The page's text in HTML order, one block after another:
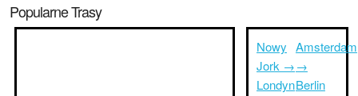
Popularne Trasy
Nowy
Jork →
Londyn
Amsterdam
→
Berlin